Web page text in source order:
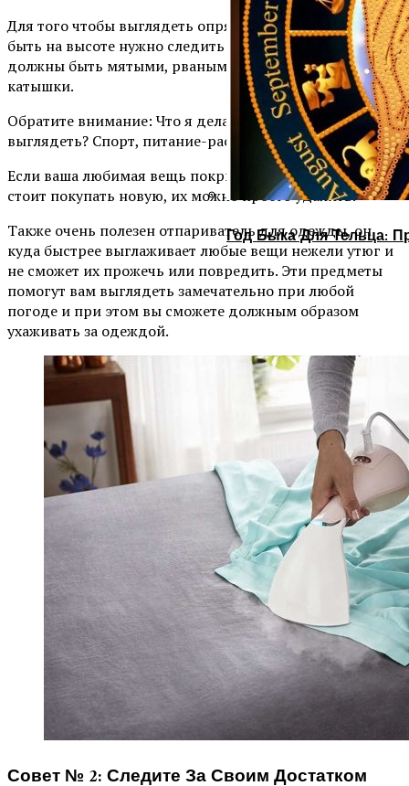
Год Быка Для Тельца:
Для того чтобы выглядеть опрятно, стильно, дорого и
быть на высоте нужно следить за вещами. Они не
должны быть мятыми, рваными, грязными или иметь
катышки.
Обратите внимание: Что я делаю, чтобы хорошо
выглядеть? Спорт, питание-раскрываю секреты!.
Если ваша любимая вещь покрылась катышками, то не
стоит покупать новую, их можно просто удалить.
Также очень полезен отпариватель для одежды, он
куда быстрее выглаживает любые вещи нежели утюг и
не сможет их прожечь или повредить. Эти предметы
помогут вам выглядеть замечательно при любой
погоде и при этом вы сможете должным образом
ухаживать за одеждой.
Совет № 2: Следите За Своим Достатком